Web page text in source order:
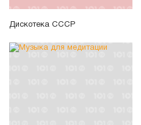
Дискотека СССР